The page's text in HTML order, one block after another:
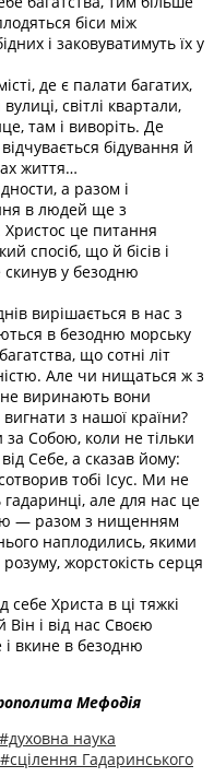
біси між
і заковуватимуть їх у
де є палати багатих,
світлі квартали,
там і виворіть. Де
бідування й
життя…
а разом і
в людей ще з
Христос це питання
спосіб, що й бісів і
скинув у безодню
вирішається в нас з
в безодню морську
що сотні літ
Але чи нищаться ж з
не виринають вони
з нашої країни?
Собою, коли не тільки
Себе, а сказав йому:
тобі Ісус. Ми не
але для нас це
— разом з нищенням
наплодились, якими
жорстокість серця
Христа в ці тяжкі
Він і від нас Своєю
і вкине в безодню
Мефодія
#духовна наука
#сцілення Гадаринського